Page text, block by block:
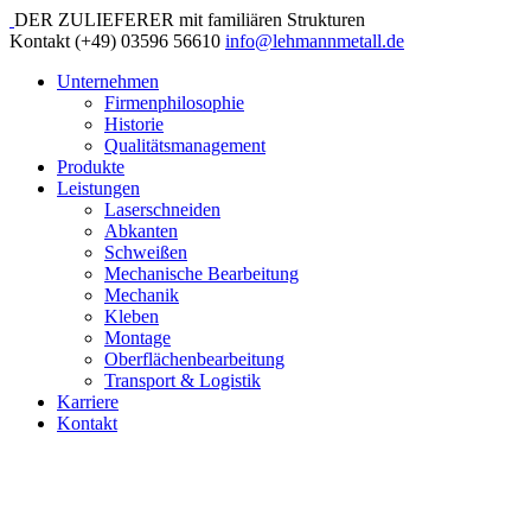
DER ZULIEFERER mit familiären Strukturen
Kontakt (+49) 03596 56610 info@lehmannmetall.de
Unternehmen
Firmenphilosophie
Historie
Qualitätsmanagement
Produkte
Leistungen
Laserschneiden
Abkanten
Schweißen
Mechanische Bearbeitung
Mechanik
Kleben
Montage
Oberflächenbearbeitung
Transport & Logistik
Karriere
Kontakt